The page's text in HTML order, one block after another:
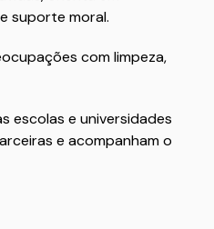
suporte moral.
com limpeza,
escolas e universidades
e acompanham o